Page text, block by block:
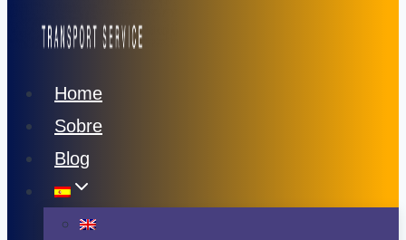
Home
Sobre
Blog